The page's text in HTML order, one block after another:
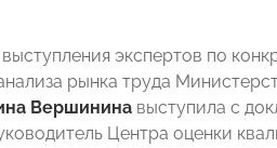
экспертов по
рынка труда
Вершинина выступила с
Центра оценки